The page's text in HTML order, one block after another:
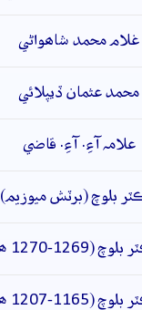
غلام محمد شاھواڻي
محمد عثمان ڏيپلائي
علامہ آءِ. آءِ. قاضي
بلوچ (برٽش ميوزيم)
(1269-1270 ھ)
(1165-1207 ھ)